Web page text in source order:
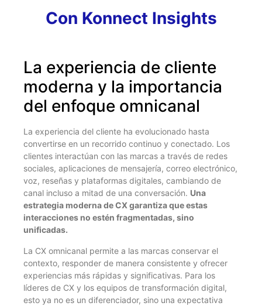
Con Konnect Insights
La experiencia de cliente
moderna y la importancia
del enfoque omnicanal
La experiencia del cliente ha evolucionado hasta
convertirse en un recorrido continuo y conectado. Los
clientes interactúan con las marcas a través de redes
sociales, aplicaciones de mensajería, correo electrónico,
voz, reseñas y plataformas digitales, cambiando de
canal incluso a mitad de una conversación. Una
estrategia moderna de CX garantiza que estas
interacciones no estén fragmentadas, sino
unificadas.
La CX omnicanal permite a las marcas conservar el
contexto, responder de manera consistente y ofrecer
experiencias más rápidas y significativas. Para los
líderes de CX y los equipos de transformación digital,
esto ya no es un diferenciador, sino una expectativa